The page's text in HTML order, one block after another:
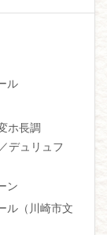
ル
ホ長調
デュリュフ
ン
ル（川崎市文